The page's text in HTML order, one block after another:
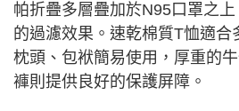
帕折疊多層疊加於N95口罩之
的過濾效果。速乾棉質T恤適合
枕頭、包袱簡易使用，厚重的
褲則提供良好的保護屏障。